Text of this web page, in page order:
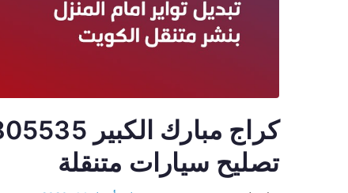
تصليح سيارات متنقلة